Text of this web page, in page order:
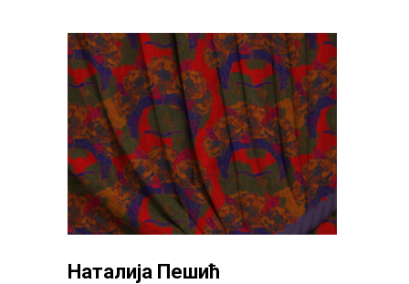
Наталија Пешић